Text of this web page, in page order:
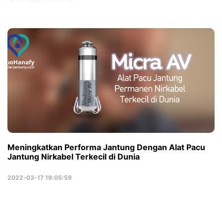
Meningkatkan Performa Jantung Dengan Alat Pacu
Jantung Nirkabel Terkecil di Dunia
2022-03-17 19:05:59